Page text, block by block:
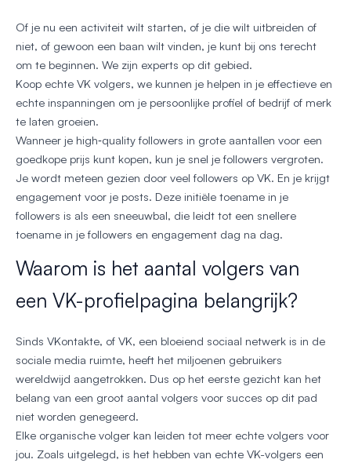
Of je nu een activiteit wilt starten, of je die wilt uitbreiden of
niet, of gewoon een baan wilt vinden, je kunt bij ons terecht
om te beginnen. We zijn experts op dit gebied.
Koop echte VK volgers, we kunnen je helpen in je effectieve en
echte inspanningen om je persoonlijke profiel of bedrijf of merk
te laten groeien.
Wanneer je high‑quality followers in grote aantallen voor een
goedkope prijs kunt kopen, kun je snel je followers vergroten.
Je wordt meteen gezien door veel followers op VK. En je krijgt
engagement voor je posts. Deze initiële toename in je
followers is als een sneeuwbal, die leidt tot een snellere
toename in je followers en engagement dag na dag.
Waarom is het aantal volgers van
een VK-profielpagina belangrijk?
Sinds VKontakte, of VK, een bloeiend sociaal netwerk is in de
sociale media ruimte, heeft het miljoenen gebruikers
wereldwijd aangetrokken. Dus op het eerste gezicht kan het
belang van een groot aantal volgers voor succes op dit pad
niet worden genegeerd.
Elke organische volger kan leiden tot meer echte volgers voor
jou. Zoals uitgelegd, is het hebben van echte VK-volgers een